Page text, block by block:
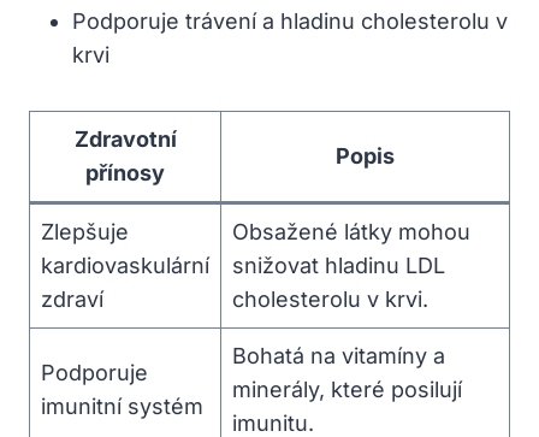
Podporuje trávení a hladinu cholesterolu v
krvi
Zdravotní
přínosy
Popis
Zlepšuje
kardiovaskulární
zdraví
Obsažené látky mohou
snižovat hladinu LDL
cholesterolu v krvi.
Podporuje
imunitní systém
Bohatá na vitamíny a
minerály, které posilují
imunitu.